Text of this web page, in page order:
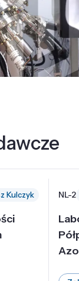
Kulczyk NL-2